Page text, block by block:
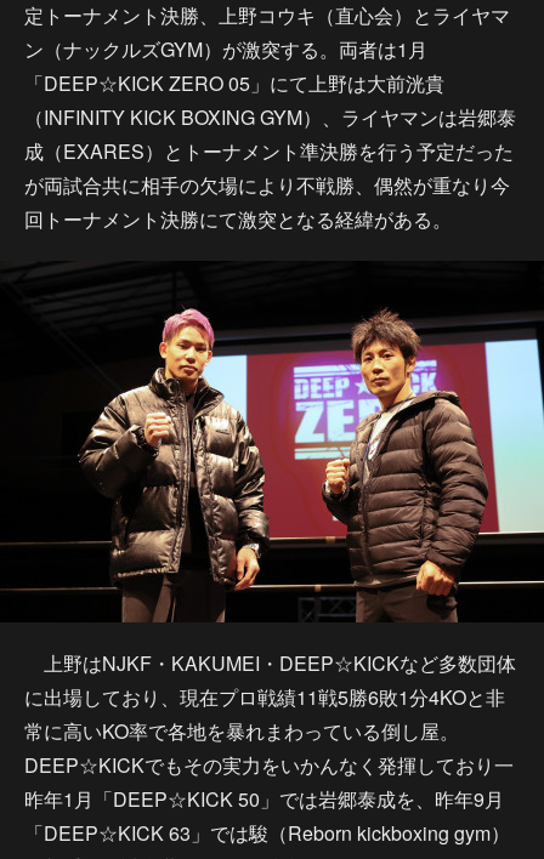
定トーナメント決勝、上野コウキ（直心会）とライヤマ
ン（ナックルズGYM）が激突する。両者は1月
「DEEP☆KICK ZERO 05」にて上野は大前洸貴
（INFINITY KICK BOXING GYM）、ライヤマンは岩郷泰
成（EXARES）とトーナメント準決勝を行う予定だった
が両試合共に相手の欠場により不戦勝、偶然が重なり今
回トーナメント決勝にて激突となる経緯がある。
上野はNJKF・KAKUMEI・DEEP☆KICKなど多数団体
に出場しており、現在プロ戦績11戦5勝6敗1分4KOと非
常に高いKO率で各地を暴れまわっている倒し屋。
DEEP☆KICKでもその実力をいかんなく発揮しており一
昨年1月「DEEP☆KICK 50」では岩郷泰成を、昨年9月
「DEEP☆KICK 63」では駿（Reborn kickboxing gym）